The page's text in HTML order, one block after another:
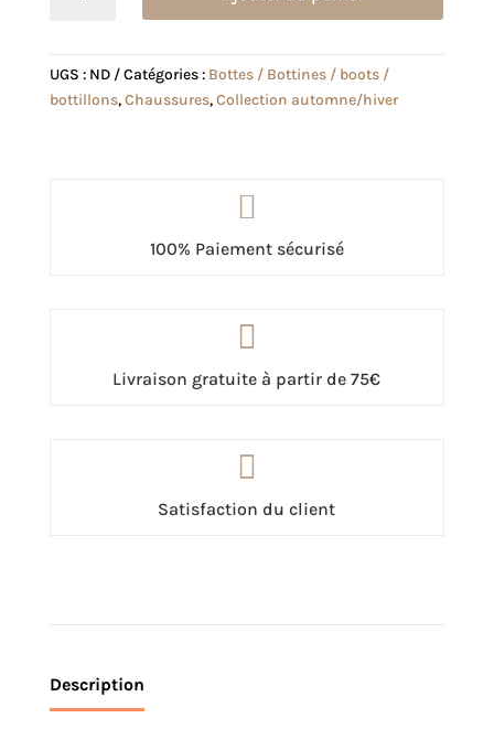
Charlotte
noir
verni
UGS : ND Catégories : Bottes / Bottines / boots /
bottillons,Chaussures,Collection automne/hiver

100% Paiement sécurisé

Livraison gratuite à partir de 75€

Satisfaction du client
Description